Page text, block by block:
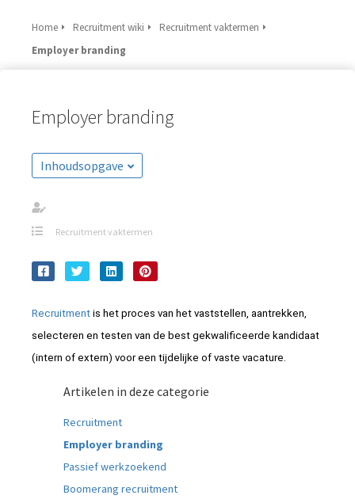
Home Recruitment wiki
Recruitment vaktermen
Employer branding
Employer branding
Inhoudsopgave
Recruitment vaktermen
Recruitment is het proces van het vaststellen, aantrekken,
selecteren en testen van de best gekwalificeerde kandidaat
(intern of extern) voor een tijdelijke of vaste vacature.
Artikelen in deze categorie
Recruitment
Employer branding
Passief werkzoekend
Boomerang recruitment